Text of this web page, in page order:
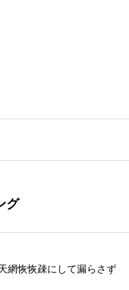
グ
網恢恢疎にして漏らさず